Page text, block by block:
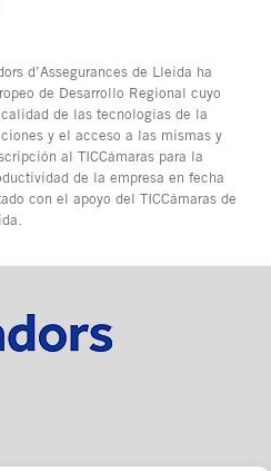
d’Assegurances de Lleida ha
de Desarrollo Regional cuyo
de las tecnologías de la
y el acceso a las mismas y
al TICCámaras para la
de la empresa en fecha
con el apoyo del TICCámaras de